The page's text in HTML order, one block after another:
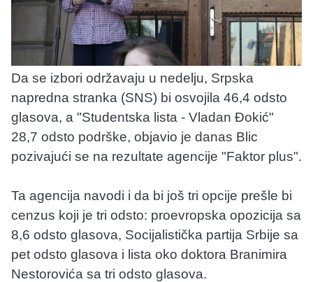
Da se izbori održavaju u nedelju, Srpska
napredna stranka (SNS) bi osvojila 46,4 odsto
glasova, a "Studentska lista - Vladan Đokić"
28,7 odsto podrške, objavio je danas Blic
pozivajući se na rezultate agencije "Faktor plus".
Ta agencija navodi i da bi još tri opcije prešle bi
cenzus koji je tri odsto: proevropska opozicija sa
8,6 odsto glasova, Socijalistička partija Srbije sa
pet odsto glasova i lista oko doktora Branimira
Nestorovića sa tri odsto glasova.